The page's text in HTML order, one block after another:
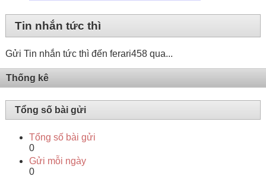
Tin nhắn tức thì
Gửi Tin nhắn tức thì đến ferari458 qua...
Thống kê
Tổng số bài gửi
Tổng số bài gửi
0
Gửi mỗi ngày
0